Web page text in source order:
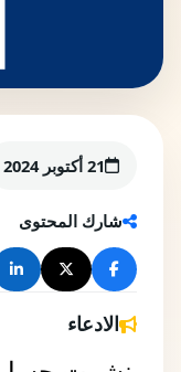
21 أكتوبر 2024
شارك المحتوى
الادعاء